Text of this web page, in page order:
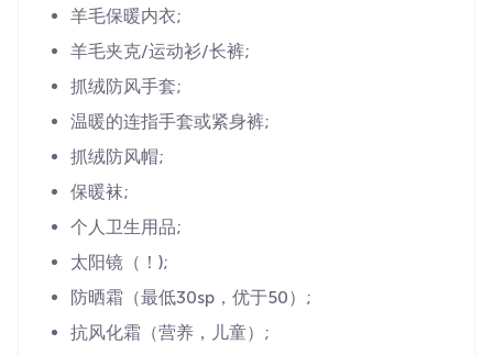
羊毛保暖内衣;
羊毛夹克/运动衫/长裤;
抓绒防风手套;
温暖的连指手套或紧身裤;
抓绒防风帽;
保暖袜;
个人卫生用品;
太阳镜（！);
防晒霜（最低30sp，优于50）;
抗风化霜（营养，儿童）;